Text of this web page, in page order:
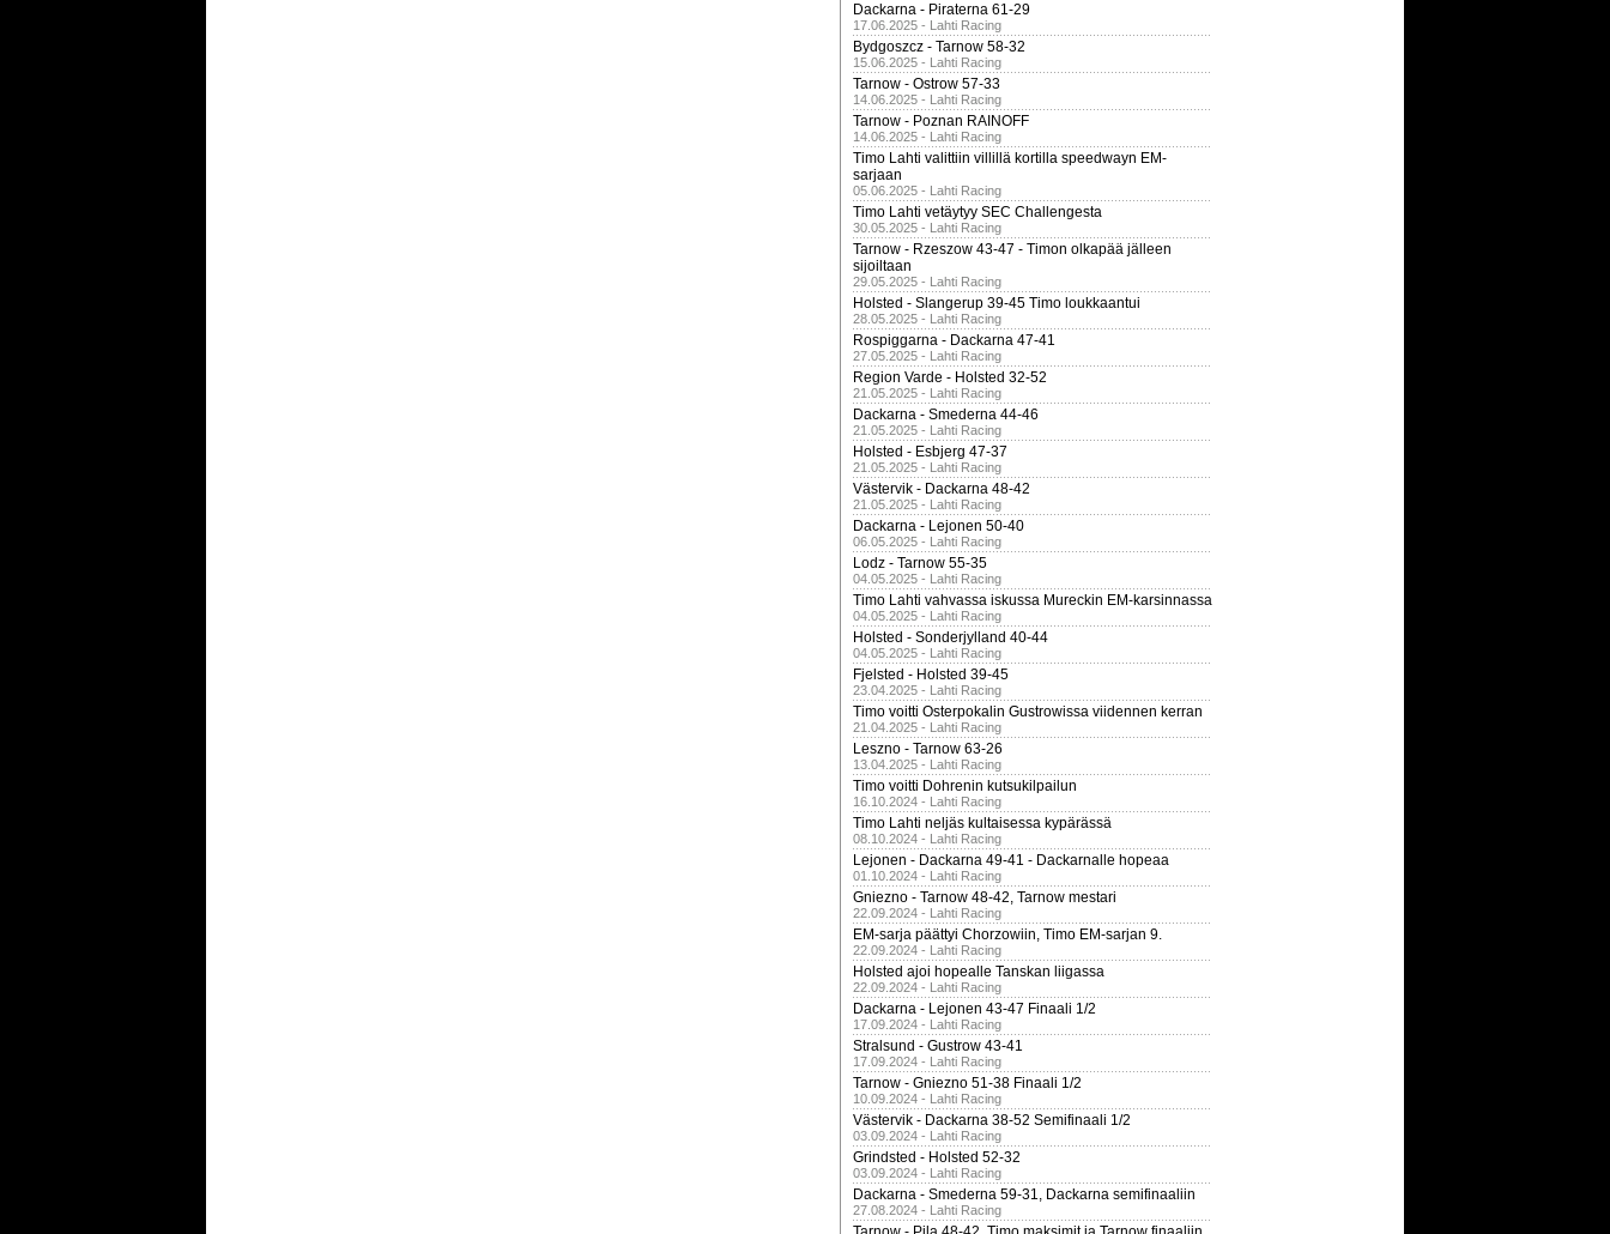
Dackarna - Piraterna 61-29
17.06.2025 - Lahti Racing
Bydgoszcz - Tarnow 58-32
15.06.2025 - Lahti Racing
Tarnow - Ostrow 57-33
14.06.2025 - Lahti Racing
Tarnow - Poznan RAINOFF
14.06.2025 - Lahti Racing
Timo Lahti valittiin villillä kortilla speedwayn EM-
sarjaan
05.06.2025 - Lahti Racing
Timo Lahti vetäytyy SEC Challengesta
30.05.2025 - Lahti Racing
Tarnow - Rzeszow 43-47 - Timon olkapää jälleen
sijoiltaan
29.05.2025 - Lahti Racing
Holsted - Slangerup 39-45 Timo loukkaantui
28.05.2025 - Lahti Racing
Rospiggarna - Dackarna 47-41
27.05.2025 - Lahti Racing
Region Varde - Holsted 32-52
21.05.2025 - Lahti Racing
Dackarna - Smederna 44-46
21.05.2025 - Lahti Racing
Holsted - Esbjerg 47-37
21.05.2025 - Lahti Racing
Västervik - Dackarna 48-42
21.05.2025 - Lahti Racing
Dackarna - Lejonen 50-40
06.05.2025 - Lahti Racing
Lodz - Tarnow 55-35
04.05.2025 - Lahti Racing
Timo Lahti vahvassa iskussa Mureckin EM-karsinnassa
04.05.2025 - Lahti Racing
Holsted - Sonderjylland 40-44
04.05.2025 - Lahti Racing
Fjelsted - Holsted 39-45
23.04.2025 - Lahti Racing
Timo voitti Osterpokalin Gustrowissa viidennen kerran
21.04.2025 - Lahti Racing
Leszno - Tarnow 63-26
13.04.2025 - Lahti Racing
Timo voitti Dohrenin kutsukilpailun
16.10.2024 - Lahti Racing
Timo Lahti neljäs kultaisessa kypärässä
08.10.2024 - Lahti Racing
Lejonen - Dackarna 49-41 - Dackarnalle hopeaa
01.10.2024 - Lahti Racing
Gniezno - Tarnow 48-42, Tarnow mestari
22.09.2024 - Lahti Racing
EM-sarja päättyi Chorzowiin, Timo EM-sarjan 9.
22.09.2024 - Lahti Racing
Holsted ajoi hopealle Tanskan liigassa
22.09.2024 - Lahti Racing
Dackarna - Lejonen 43-47 Finaali 1/2
17.09.2024 - Lahti Racing
Stralsund - Gustrow 43-41
17.09.2024 - Lahti Racing
Tarnow - Gniezno 51-38 Finaali 1/2
10.09.2024 - Lahti Racing
Västervik - Dackarna 38-52 Semifinaali 1/2
03.09.2024 - Lahti Racing
Grindsted - Holsted 52-32
03.09.2024 - Lahti Racing
Dackarna - Smederna 59-31, Dackarna semifinaaliin
27.08.2024 - Lahti Racing